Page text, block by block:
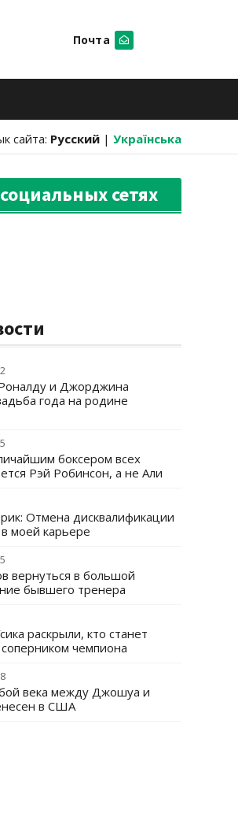
Почта
сайта: Русский | Українська
сетях
и Джорджина
года на родине
боксером всех
Рэй Робинсон, а не Али
Отмена дисквалификации
моей карьере
вернуться в большой
бывшего тренера
раскрыли, кто станет
чемпиона
века между Джошуа и
в США